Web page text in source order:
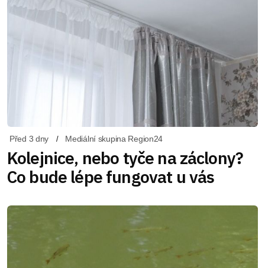
Před 3 dny Mediální skupina Region24
Kolejnice, nebo tyče na záclony?
Co bude lépe fungovat u vás